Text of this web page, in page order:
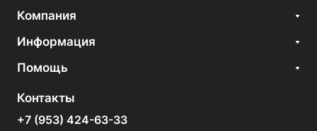
Компания
Информация
Помощь
Контакты
+7 (953) 424-63-33